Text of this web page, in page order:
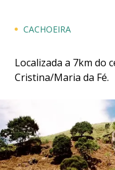
CACHOEIRA
Localizada a 7km do
Cristina/Maria da Fé.